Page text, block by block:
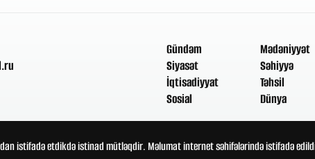
Gündəm
Siyasət
İqtisadiyyat
Sosial
Mədəniyyət
Səhiyyə
Təhsil
Dünya
istifadə etdikdə istinad mütləqdir. Məlumat internet səhifələrində istifadə